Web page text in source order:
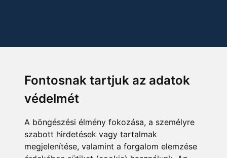
Fontosnak tartjuk az adatok
védelmét
A böngészési élmény fokozása, a személyre
szabott hirdetések vagy tartalmak
megjelenítése, valamint a forgalom elemzése